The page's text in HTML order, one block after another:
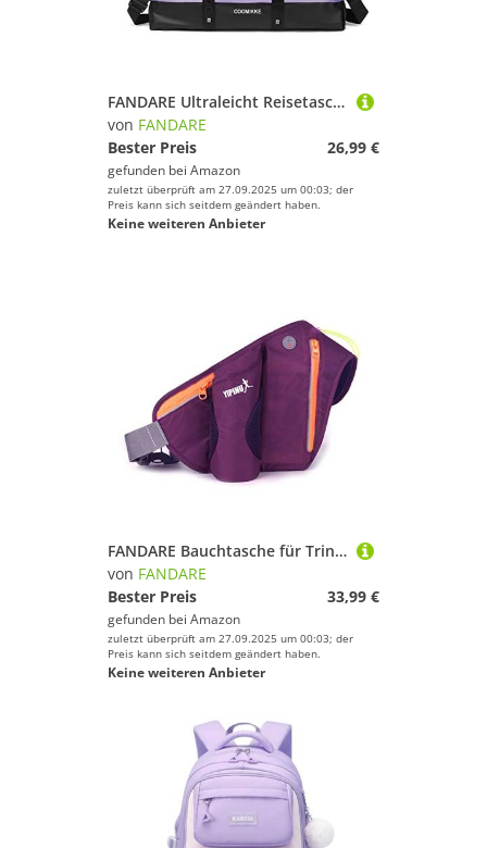
FANDARE Ultraleicht Reisetaschen Sporttasche Klassische Sporttaschen Herren Damen Handgepäck Weekender Umhängetasche Übernachtung Weekender Schwimmtasche Trainingstasche Tote Bag Lila
von FANDARE
Bester Preis
26,99 €
gefunden bei Amazon
zuletzt überprüft am 27.09.2025 um 00:03; der
Preis kann sich seitdem geändert haben.
Keine weiteren Anbieter
FANDARE Bauchtasche für Trinkflasche Gürteltasche Brusttasche Unisex Sport Trinkgürtel Sling Bag für Joggen Fahrradfahren Reise Laufen Trinkgürtel Hüfttasche Damen Herren Wasserdicht Nylon Lila
von FANDARE
Bester Preis
33,99 €
gefunden bei Amazon
zuletzt überprüft am 27.09.2025 um 00:03; der
Preis kann sich seitdem geändert haben.
Keine weiteren Anbieter